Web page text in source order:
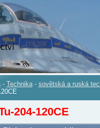
- Technika - sovětská a ruská
204-120CE